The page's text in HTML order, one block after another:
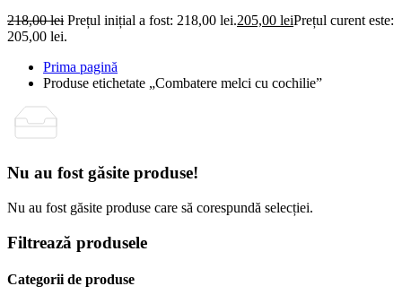
218,00lei Prețul inițial a fost: 218,00 lei.205,00 leiPrețul curent este:
205,00 lei.
Prima pagină
Produse etichetate „Combatere melci cu cochilie”
Nu au fost găsite produse!
Nu au fost găsite produse care să corespundă selecției.
Filtrează produsele
Categorii de produse